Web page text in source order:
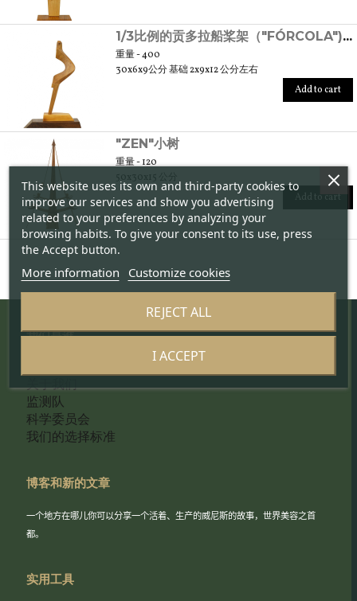
1/3比例的贡多拉船桨架（"FÓRCOLA") 模型
重量 - 400
30x6x9公分 基础 2x9x12 公分左右
Add to cart
"ZEN"小树
重量 - 120
Add to cart
我们是谁
关于我们
监测队
科学委员会
我们的选择标准
博客和新的文章
一个地方在哪儿你可以分享一个活着、生产的威尼斯的故事，世界美容之首
都。
实用工具
This website uses its own and third-party cookies to
improve our services and show you advertising
related to your preferences by analyzing your
browsing habits. To give your consent to its use, press
the Accept button.
More information Customize cookies
REJECT ALL
I ACCEPT